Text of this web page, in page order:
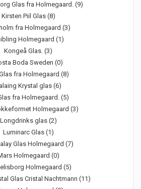
Glas fra Holmegaard. (9)
Kirsten Piil Glas (8)
fra Holmegaard (3)
Holmegaard (1)
Kongeå Glas. (3)
Boda Sweden (0)
fra Holmegaard (8)
Krystal glas (6)
fra Holmegaard. (5)
Holmegaard (3)
Longdrinks glas (2)
Luminarc Glas (1)
Glas Holmegaard (7)
Holmegaard (0)
Holmegaard (5)
Glas Cristal Nachtmann (11)